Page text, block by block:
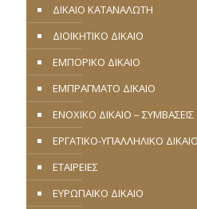
ΔΙΚΑΙΟ ΚΑΤΑΝΑΛΩΤΗ
ΔΙΟΙΚΗΤΙΚΟ ΔΙΚΑΙΟ
ΕΜΠΟΡΙΚΟ ΔΙΚΑΙΟ
ΕΜΠΡΑΓΜΑΤΟ ΔΙΚΑΙΟ
ΕΝΟΧΙΚΟ ΔΙΚΑΙΟ – ΣΥΜΒΑΣΕΙΣ
ΕΡΓΑΤΙΚΟ-ΥΠΑΛΛΗΛΙΚΟ ΔΙΚΑΙΟ
ΕΤΑΙΡΕΙΕΣ
ΕΥΡΩΠΑΪΚΟ ΔΙΚΑΙΟ